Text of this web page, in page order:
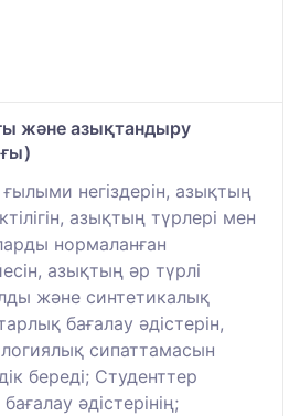
және азықтандыру
негіздерін, азықтың
азықтың түрлері мен
нормаланған
азықтың әр түрлі
және синтетикалық
бағалау әдістерін,
сипаттамасын
береді; Студенттер
әдістерінің;